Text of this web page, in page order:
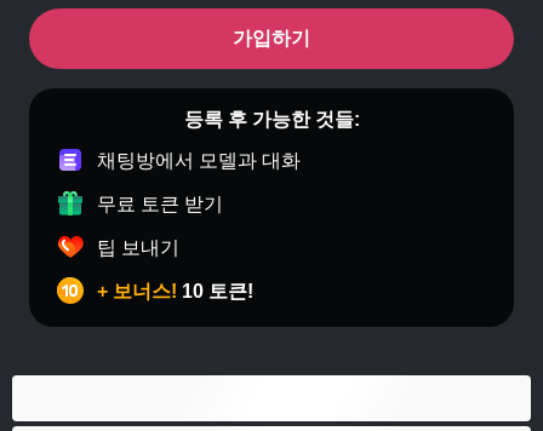
가입하기
등록 후 가능한 것들:
채팅방에서 모델과 대화
무료 토큰 받기
팁 보내기
+ 보너스! 10 토큰!